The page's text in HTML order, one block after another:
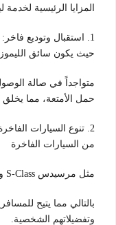
المزايا الرئيسية
1. استقبال وتوديع
حيث يكون سائق
متواجداً في صالة
حمل الأمتعة، مما يخلق
2. تنوع السيارات
من السيارات الفاخرة
مثل مرسيدس S-Class وBMW 7 Series وأودي A8
بالتالي مما يتيح
وتفضيلاتهم الشخصية.